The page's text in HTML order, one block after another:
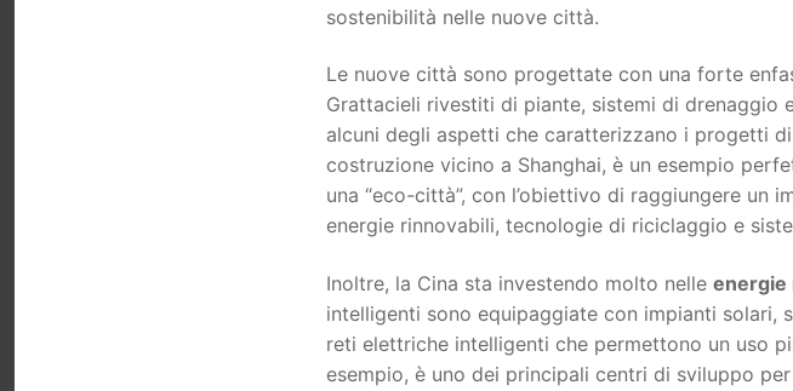
sostenibilità nelle nuove città.
Le nuove città sono progettate con una forte
Grattacieli rivestiti di piante, sistemi di drenaggio
alcuni degli aspetti che caratterizzano i progetti
costruzione vicino a Shanghai, è un esempio
una “eco-città”, con l’obiettivo di raggiungere
energie rinnovabili, tecnologie di riciclaggio e
Inoltre, la Cina sta investendo molto nelle energie
intelligenti sono equipaggiate con impianti
reti elettriche intelligenti che permettono un uso
esempio, è uno dei principali centri di sviluppo